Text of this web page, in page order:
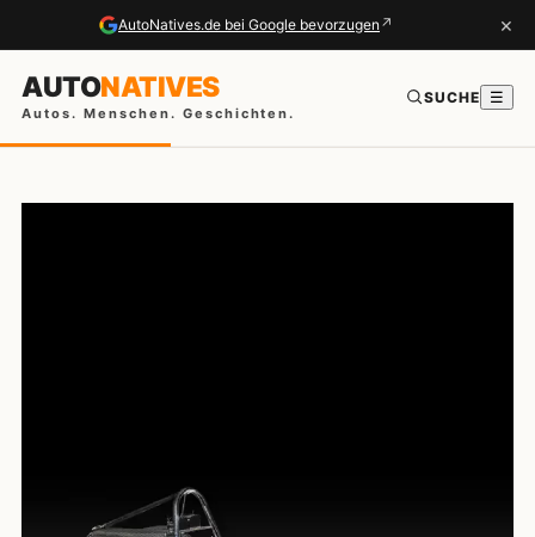
AutoNatives.de bei Google bevorzugen ↗ ×
AUTONATIVES
Autos. Menschen. Geschichten.
SUCHE ☰